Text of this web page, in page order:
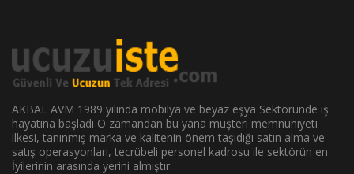
AKBAL AVM 1989 yılında mobilya ve beyaz eşya Sektöründe iş
hayatına başladı O zamandan bu yana müşteri memnuniyeti
ilkesi, tanınmış marka ve kalitenin önem taşıdığı satın alma ve
satış operasyonları, tecrübeli personel kadrosu ile sektörün en
İyilerinin arasında yerini almıştır.